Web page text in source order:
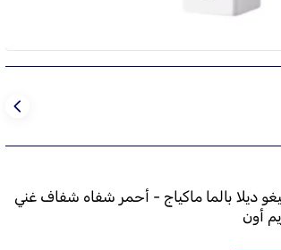
ديلا بالما ماكياج - أحمر شفاه شفاف غني